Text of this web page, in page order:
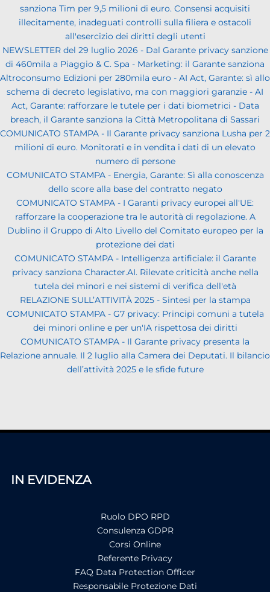
sanziona Tim per 9,5 milioni di euro. Consensi acquisiti
illecitamente, inadeguati controlli sulla filiera e ostacoli
all'esercizio dei diritti degli utenti
NEWSLETTER del 29 luglio 2026 - Dal Garante privacy sanzione
di 460mila a Piaggio & C. Spa - Marketing: il Garante sanziona
Altroconsumo Edizioni per 280mila euro - AI Act, Garante: sì allo
schema di decreto legislativo, ma con maggiori garanzie - AI
Act, Garante: rafforzare le tutele per i dati biometrici - Data
breach, il Garante sanziona la Città Metropolitana di Sassari
COMUNICATO STAMPA - Il Garante privacy sanziona Lusha per 2
milioni di euro. Monitorati e in vendita i dati di un elevato
numero di persone
COMUNICATO STAMPA - Energia, Garante: Sì alla conoscenza
dello score alla base del contratto negato
COMUNICATO STAMPA - I Garanti privacy europei all'UE:
rafforzare la cooperazione tra le autorità di regolazione. A
Dublino il Gruppo di Alto Livello del Comitato europeo per la
protezione dei dati
COMUNICATO STAMPA - Intelligenza artificiale: il Garante
privacy sanziona Character.AI. Rilevate criticità anche nella
tutela dei minori e nei sistemi di verifica dell'età
RELAZIONE SULL’ATTIVITÀ 2025 - Sintesi per la stampa
COMUNICATO STAMPA - G7 privacy: Principi comuni a tutela
dei minori online e per un'IA rispettosa dei diritti
COMUNICATO STAMPA - Il Garante privacy presenta la
Relazione annuale. Il 2 luglio alla Camera dei Deputati. Il bilancio
dell’attività 2025 e le sfide future
IN EVIDENZA
Ruolo DPO RPD
Consulenza GDPR
Corsi Online
Referente Privacy
FAQ Data Protection Officer
Responsabile Protezione Dati